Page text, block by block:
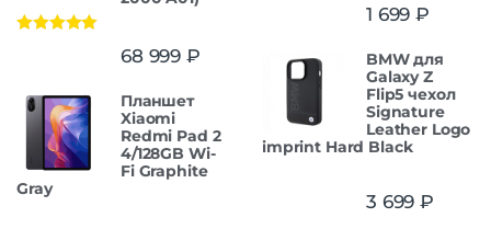
68 999 ₽
Планшет
Xiaomi
Redmi Pad 2
4/128GB Wi-
Fi Graphite
Gray
1 699 ₽
BMW для
Galaxy Z
Flip5 чехол
Signature
Leather Logo
imprint Hard Black
3 699 ₽